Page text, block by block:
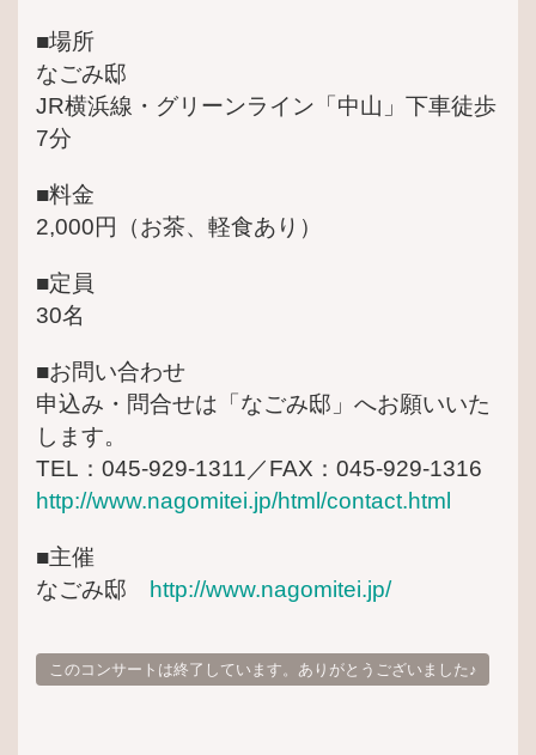
■場所
なごみ邸
JR横浜線・グリーンライン「中山」下車徒歩
7分
■料金
2,000円（お茶、軽食あり）
■定員
30名
■お問い合わせ
申込み・問合せは「なごみ邸」へお願いいた
します。
TEL：045-929-1311／FAX：045-929-1316
http://www.nagomitei.jp/html/contact.html
■主催
なごみ邸
http://www.nagomitei.jp/
このコンサートは終了しています。ありがとうございました♪